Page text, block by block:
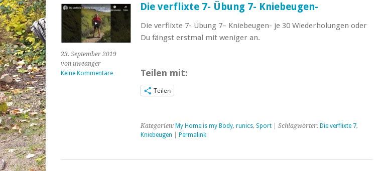
23. September 2019
von uweanger
Keine Kommentare
Die verflixte 7- Übung 7- Kniebeugen-
Die verflixte 7- Übung 7– Kniebeugen- je 30 Wiederholungen oder
Du fängst erstmal mit weniger an.
Teilen mit:
Teilen
Kategorien: My Home is my Body, runics, Sport| Schlagwörter: Die verflixte 7,
Kniebeugen
Permalink